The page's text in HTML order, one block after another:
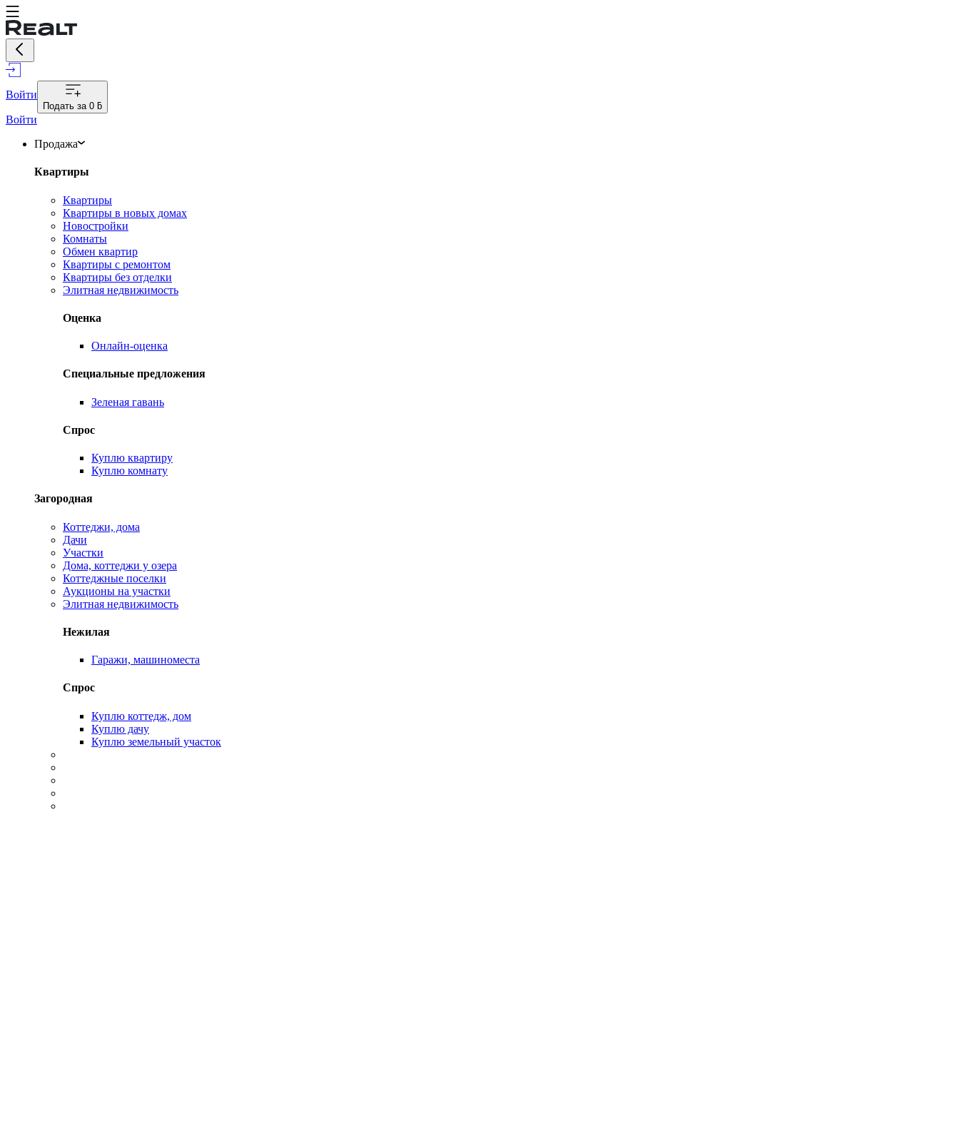
Войти
Подать за 0 ƃ
Войти
Продажа
Квартиры
Квартиры
Квартиры в новых домах
Новостройки
Комнаты
Обмен квартир
Квартиры с ремонтом
Квартиры без отделки
Элитная недвижимость
Оценка
Онлайн-оценка
Специальные предложения
Зеленая гавань
Спрос
Куплю квартиру
Куплю комнату
Загородная
Коттеджи, дома
Дачи
Участки
Дома, коттеджи у озера
Коттеджные поселки
Аукционы на участки
Элитная недвижимость
Нежилая
Гаражи, машиноместа
Спрос
Куплю коттедж, дом
Куплю дачу
Куплю земельный участок